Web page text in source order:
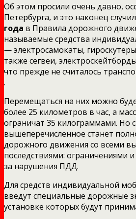
Об этом просили очень давно,
Петербурга, и это наконец
года в Правила дорожного
называемые средства
— электросамокаты,
также сегвеи,
что прежде не считалось
.
Перемещаться на них можно
более 25 километров в час, а
ограничат 35 килограммами. Но
вышеперечисленное станет
дорожного движения со всеми
последствиями: ограничениями
за нарушения ПДД.
Для средств индивидуальной
введут специальные дорожные
установке которых будут